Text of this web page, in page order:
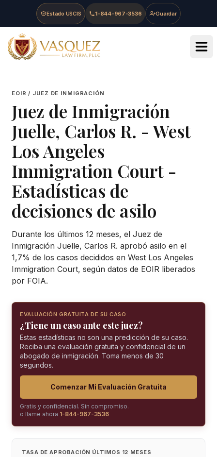
Skip to main content
Skip to navigation
Skip to footer
Estado USCIS 1-844-967-3536 Guardar
Vasquez Law Firm - Home
EOIR / JUEZ DE INMIGRACIÓN
Juez de Inmigración
Juelle, Carlos R. -West
Los Angeles
Immigration Court -
Estadísticas de
decisiones de asilo
Durante los últimos 12 meses, el Juez de
Inmigración Juelle, Carlos R. aprobó asilo en el
1,7% de los casos decididos en West Los Angeles
Immigration Court, según datos de EOIR liberados
por FOIA.
EVALUACIÓN GRATUITA DE SU CASO
¿Tiene un caso ante este juez?
Estas estadísticas no son una predicción de su caso.
Reciba una evaluación gratuita y confidencial de un
abogado de inmigración. Toma menos de 30
segundos.
Comenzar Mi Evaluación Gratuita
Gratis y confidencial. Sin compromiso.
o llame ahora 1-844-967-3536
TASA DE APROBACIÓN ÚLTIMOS 12 MESES